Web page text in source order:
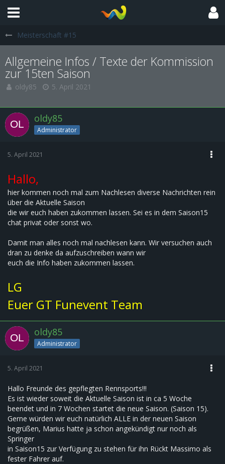
Meisterschaft #15
Allgemeine Infos / Texte der Kommission
zur 15ten Saison
oldy85 5. April 2021
oldy85
Administrator
5. April 2021
Hallo,
hier kommen noch mal zum Nachlesen diverse Nachrichten rein
über die Aktuelle Saison
die wir euch haben zukommen lassen. Sei es in dem Saison15
chat privat oder sonst wo.
Damit man alles noch mal nachlesen kann. Wir versuchen auch
dran zu denke da aufzuschreiben wann wir
euch die Info haben zukommen lassen.
LG
Euer GT Funevent Team
oldy85
Administrator
5. April 2021
Hallo Freunde des gepflegten Rennsports!!!
Es ist wieder soweit die Aktuelle Saison ist in ca 5 Woche
beendet und in 7 Wochen startet die neue Saison. (Saison 15).
Gerne würden wir euch natürlich ALLE in der neuen Saison
begrüßen, Marius hatte ja schon angekündigt nur noch als
Springer
in Saison15 zur Verfügung zu stehen für ihn Rückt Massimo als
fester Fahrer auf.